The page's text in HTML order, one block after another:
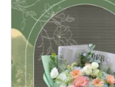
người yêu hoa với